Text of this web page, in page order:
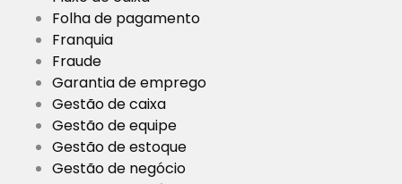
Folha de pagamento
Franquia
Fraude
Garantia de emprego
Gestão de caixa
Gestão de equipe
Gestão de estoque
Gestão de negócio